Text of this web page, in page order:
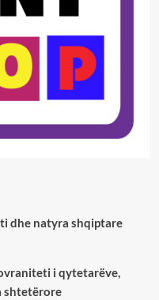
dhe natyra shqiptare
i qytetarëve,
shtetërore